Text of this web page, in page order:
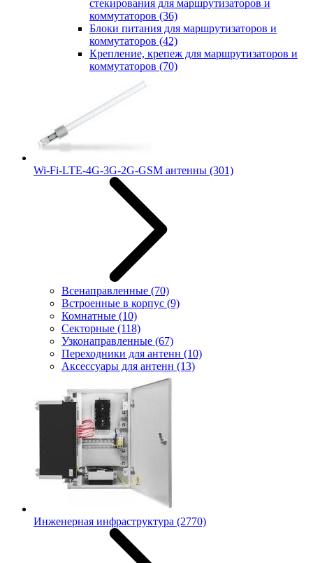
стекирования для маршрутизаторов и
коммутаторов (36)
Блоки питания для маршрутизаторов и
коммутаторов (42)
Крепление, крепеж для маршрутизаторов и
коммутаторов (70)
Wi-Fi-LTE-4G-3G-2G-GSM антенны (301)
Всенаправленные (70)
Встроенные в корпус (9)
Комнатные (10)
Секторные (118)
Узконаправленные (67)
Переходники для антенн (10)
Аксессуары для антенн (13)
Инженерная инфраструктура (2770)